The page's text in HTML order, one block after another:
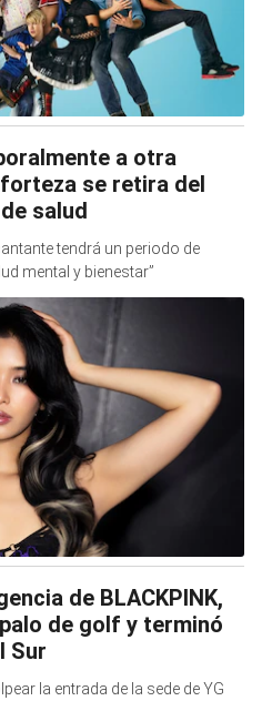
a otra
se retira del
salud
tendrá un periodo de
mental y bienestar”
de BLACKPINK,
de golf y terminó
Sur
la entrada de la sede de YG